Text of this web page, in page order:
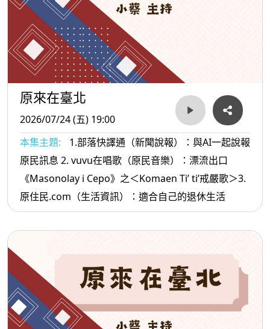
原來在臺北
2026/07/24 (五) 19:00
本集主題:
1.部落快譯通（新聞說報）：與AI一起說報
原民訊息 2. vuvu在唱歌（原民音樂）：漂流出口
《Masonolay i Cepo》之＜Komaen Ti’ ti’戒嚴歌＞3.
原住民.com（生活資訊）：適合自己的退休生活